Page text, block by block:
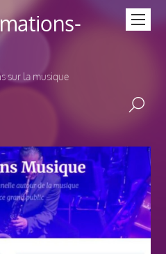
sur la musique